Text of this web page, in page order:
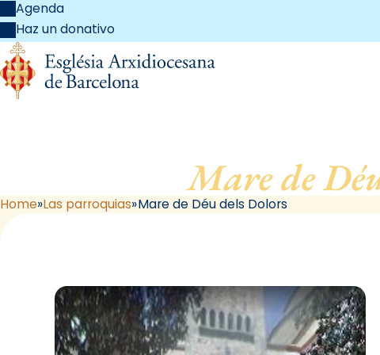
Agenda
Haz un donativo
Mare de
Home Las parroquias Mare de Déu dels Dolors